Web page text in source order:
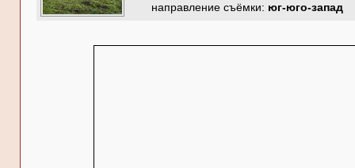
направление съёмки: юг-юго-запад